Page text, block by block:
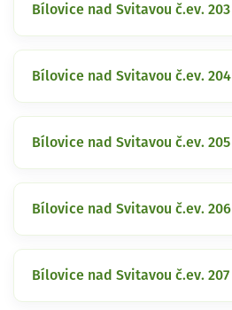
Bílovice nad Svitavou č.ev. 203
Bílovice nad Svitavou č.ev. 204
Bílovice nad Svitavou č.ev. 205
Bílovice nad Svitavou č.ev. 206
Bílovice nad Svitavou č.ev. 207